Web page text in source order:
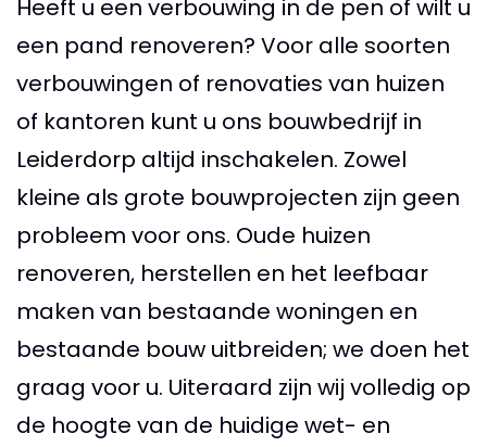
Heeft u een verbouwing in de pen of wilt u
een pand renoveren? Voor alle soorten
verbouwingen of renovaties van huizen
of kantoren kunt u ons bouwbedrijf in
Leiderdorp altijd inschakelen. Zowel
kleine als grote bouwprojecten zijn geen
probleem voor ons. Oude huizen
renoveren, herstellen en het leefbaar
maken van bestaande woningen en
bestaande bouw uitbreiden; we doen het
graag voor u. Uiteraard zijn wij volledig op
de hoogte van de huidige wet- en